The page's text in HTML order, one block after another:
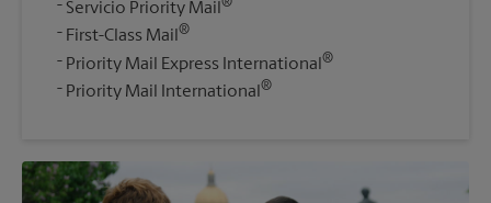
Servicio Priority Mail
First-Class Mail®
Priority Mail Express International ®
Priority Mail International®